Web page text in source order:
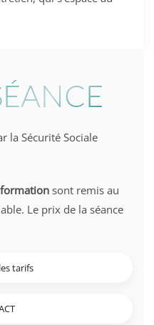
la Sécurité Sociale
sont remis au
Le prix de la séance
tarifs